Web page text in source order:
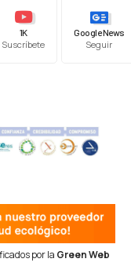
1K
Suscríbete
Google News
Seguir
por la Green Web